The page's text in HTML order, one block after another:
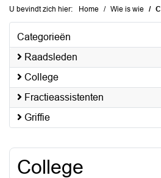
U bevindt zich hier: Home Wie is wie
Categorieën
Raadsleden
College
Fractieassistenten
Griffie
College